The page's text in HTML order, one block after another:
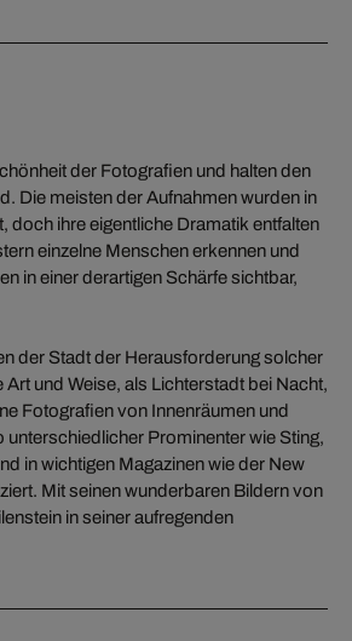
der Fotografien und halten den
Die meisten der Aufnahmen wurden in
ihre eigentliche Dramatik entfalten
einzelne Menschen erkennen und
in einer derartigen Schärfe sichtbar,
der Stadt der Herausforderung solcher
und Weise, als Lichterstadt bei Nacht,
Fotografien von Innenräumen und
Prominenter wie Sting,
in wichtigen Magazinen wie der New
Mit seinen wunderbaren Bildern von
in seiner aufregenden